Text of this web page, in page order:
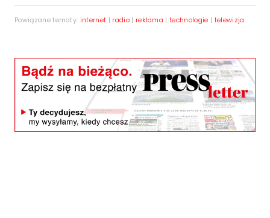
Powiązane tematy: internet | radio| reklama |technologie | telewizja